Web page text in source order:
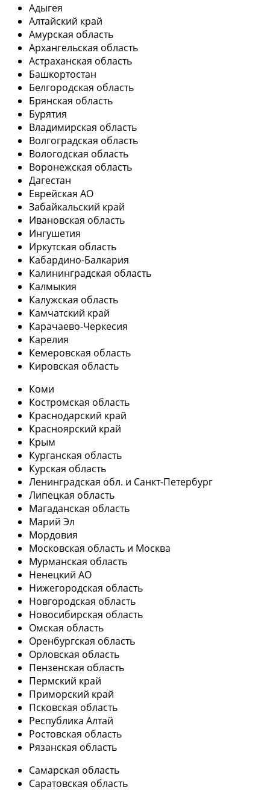
Адыгея
Алтайский край
Амурская область
Архангельская область
Астраханская область
Башкортостан
Белгородская область
Брянская область
Бурятия
Владимирская область
Волгоградская область
Вологодская область
Воронежская область
Дагестан
Еврейская АО
Забайкальский край
Ивановская область
Ингушетия
Иркутская область
Кабардино-Балкария
Калининградская область
Калмыкия
Калужская область
Камчатский край
Карачаево-Черкесия
Карелия
Кемеровская область
Кировская область
Коми
Костромская область
Краснодарский край
Красноярский край
Крым
Курганская область
Курская область
Ленинградская обл. и Санкт-Петербург
Липецкая область
Магаданская область
Марий Эл
Мордовия
Московская область и Москва
Мурманская область
Ненецкий АО
Нижегородская область
Новгородская область
Новосибирская область
Омская область
Оренбургская область
Орловская область
Пензенская область
Пермский край
Приморский край
Псковская область
Республика Алтай
Ростовская область
Рязанская область
Самарская область
Саратовская область